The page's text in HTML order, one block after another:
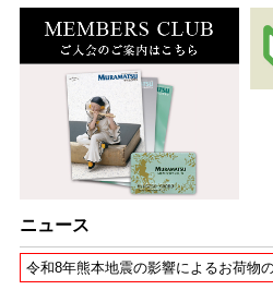
ニュース
令和8年熊本地震の影響によるお荷物